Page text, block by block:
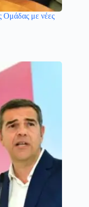
Ομάδας με νέες